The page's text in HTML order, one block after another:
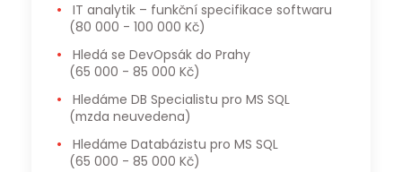
IT analytik – funkční specifikace softwaru
(80 000 - 100 000 Kč)
Hledá se DevOpsák do Prahy
(65 000 - 85 000 Kč)
Hledáme DB Specialistu pro MS SQL
(mzda neuvedena)
Hledáme Databázistu pro MS SQL
(65 000 - 85 000 Kč)